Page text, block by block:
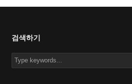
검색하기